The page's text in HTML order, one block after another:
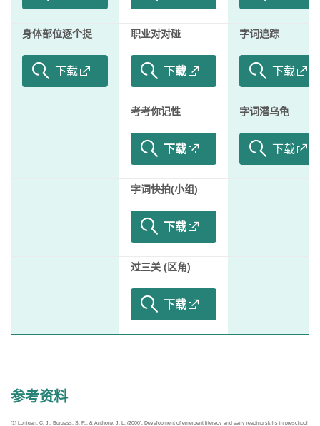
身体部位逐个捉
下载
职业对对碰
下载
字词追踪
下载
考考你记性
下载
字词潜乌龟
下载
字词快拍(小组)
下载
过三关 (区角)
下载
参考资料
[1] Lonigan, C. J., Burgess, S. R., & Anthony, J. L. (2000). Development of emergent literacy and early reading skills in preschool